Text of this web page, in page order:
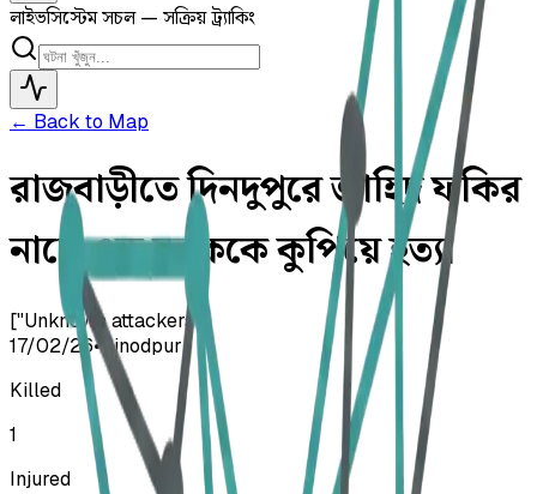
লাইভসিস্টেম সচল — সক্রিয় ট্র্যাকিং
← Back to Map
রাজবাড়ীতে দিনদুপুরে জাহিদ ফকির
নামে এক যুবককে কুপিয়ে হত্যা
["Unknown attackers"]
17/02/26•Binodpur
Killed
1
Injured